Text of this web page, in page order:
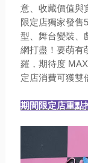
意、收藏價值與
限定店獨家發
型、舞台變裝、
網打盡！要萌有
羅，期待度
定店消費可獲雙
期間限定店重點